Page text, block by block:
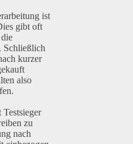
ist
gibt oft
Schließlich
kurzer
also
zu
nach